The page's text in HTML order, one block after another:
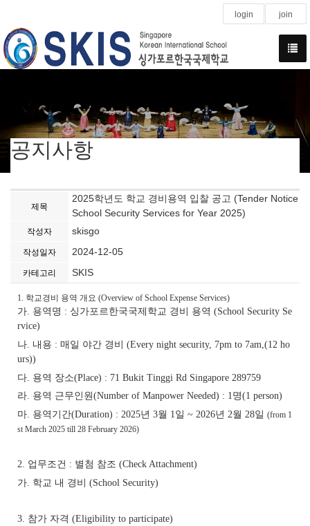
login join
공지사항
제목
2025학년도 학교 경비용역 입찰 공고 (Tender Notice
School Security Services for Year 2025)
작성자 skisgo
작성일자 2024-12-05
카테고리 SKIS
1. 학교경비 용역 개요 (Overview of School Expense Services)
가. 용역명 : 싱가포르한국국제학교 경비 용역 (School Security Se
rvice)
나. 내용 : 매일 야간 경비 (Every night security, 7pm to 7am,(12 ho
urs))
다. 용역 장소(Place) : 71 Bukit Tinggi Rd Singapore 289759
라. 용역 근무인원(Number of Manpower Needed) : 1명(1 person)
마. 용역기간(Duration) : 2025년 3월 1일 ~ 2026년 2월 28일 (from 1
st March 2025 till 28 February 2026)
2. 업무조건 : 별첨 참조 (Check Attachment)
가 학교 내 경비 (School Security)
3. 참가 자격 (Eligibility to participate)